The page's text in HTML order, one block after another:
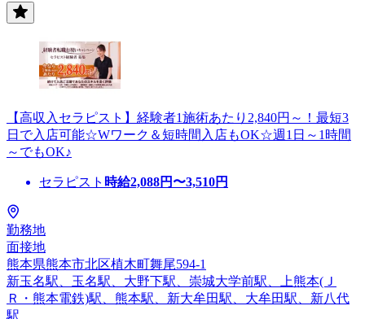
【高収入セラピスト】経験者1施術あたり2,840円～！最短3
日で入店可能☆Wワーク＆短時間入店もOK☆週1日～1時間
～でもOK♪
セラピスト 時給2,088円〜3,510円
勤務地
面接地
熊本県熊本市北区植木町舞尾594-1
新玉名駅、玉名駅、大野下駅、崇城大学前駅、上熊本(Ｊ
Ｒ・熊本電鉄)駅、熊本駅、新大牟田駅、大牟田駅、新八代
駅